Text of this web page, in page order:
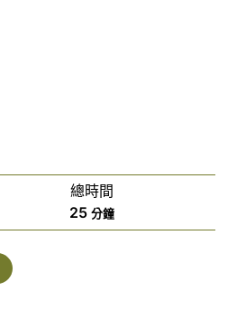
總時間
25分
鐘
分鐘